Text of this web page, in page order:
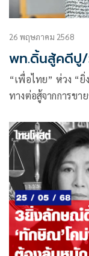
26 พฤษภาคม 2568
พท.ดิ้นสู้คดีปู/
“เพื่อไทย” ห่วง “
ทางต่อสู้จากการขา